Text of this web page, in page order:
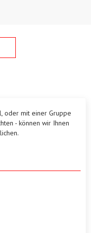
oder mit einer Gruppe
- können wir Ihnen